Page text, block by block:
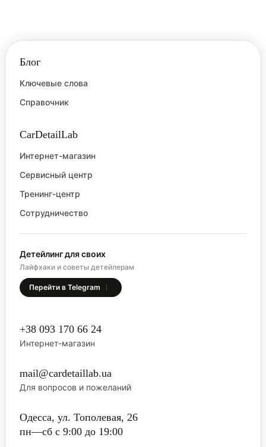
+38 093 170 66 24
Интернет-магазин
mail@cardetaillab.ua
Для вопросов и пожеланий
Одесса, ул. Тополевая, 26
пн—сб с 9:00 до 19:00
Блог
Ключевые слова
Справочник
CarDetailLab
Интернет-магазин
Сервисный центр
Тренинг-центр
Сотрудничество
Детейлинг для своих
Лайфхаки и советы детейлерам
Перейти в Telegram